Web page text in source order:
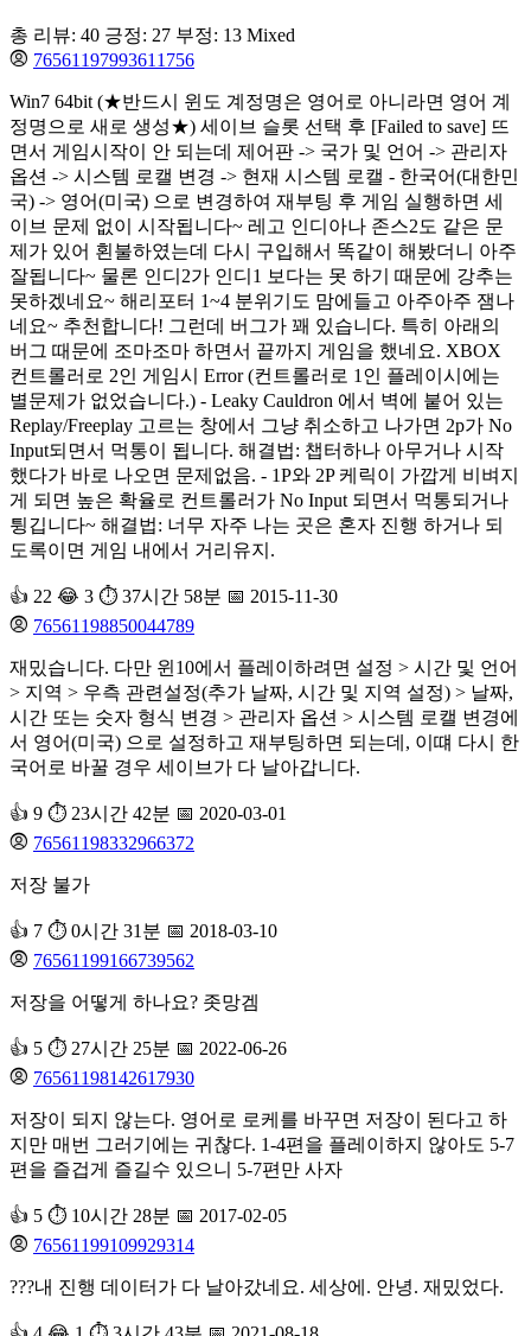
총 리뷰: 40 긍정: 27 부정: 13 Mixed
76561197993611756
Win7 64bit (★반드시 윈도 계정명은 영어로 아니라면 영어 계
정명으로 새로 생성★) 세이브 슬롯 선택 후 [Failed to save] 뜨
면서 게임시작이 안 되는데 제어판 -> 국가 및 언어 -> 관리자
옵션 -> 시스템 로캘 변경 -> 현재 시스템 로캘 - 한국어(대한민
국) -> 영어(미국) 으로 변경하여 재부팅 후 게임 실행하면 세
이브 문제 없이 시작됩니다~ 레고 인디아나 존스2도 같은 문
제가 있어 횐불하였는데 다시 구입해서 똑같이 해봤더니 아주
잘됩니다~ 물론 인디2가 인디1 보다는 못 하기 때문에 강추는
못하겠네요~ 해리포터 1~4 분위기도 맘에들고 아주아주 잼나
네요~ 추천합니다! 그런데 버그가 꽤 있습니다. 특히 아래의
버그 때문에 조마조마 하면서 끝까지 게임을 했네요. XBOX
컨트롤러로 2인 게임시 Error (컨트롤러로 1인 플레이시에는
별문제가 없었습니다.) - Leaky Cauldron 에서 벽에 붙어 있는
Replay/Freeplay 고르는 창에서 그냥 취소하고 나가면 2p가 No
Input되면서 먹통이 됩니다. 해결법: 챕터하나 아무거나 시작
했다가 바로 나오면 문제없음. - 1P와 2P 케릭이 가깝게 비벼지
게 되면 높은 확율로 컨트롤러가 No Input 되면서 먹통되거나
튕깁니다~ 해결법: 너무 자주 나는 곳은 혼자 진행 하거나 되
도록이면 게임 내에서 거리유지.
👍 22 😂 3 ⏱️ 37시간 58분 📅 2015-11-30
76561198850044789
재밌습니다. 다만 윈10에서 플레이하려면 설정 > 시간 및 언어
> 지역 > 우측 관련설정(추가 날짜, 시간 및 지역 설정) > 날짜,
시간 또는 숫자 형식 변경 > 관리자 옵션 > 시스템 로캘 변경에
서 영어(미국) 으로 설정하고 재부팅하면 되는데, 이떄 다시 한
국어로 바꿀 경우 세이브가 다 날아갑니다.
👍 9 ⏱️ 23시간 42분 📅 2020-03-01
76561198332966372
저장 불가
👍 7 ⏱️ 0시간 31분 📅 2018-03-10
76561199166739562
저장을 어떻게 하나요? 좃망겜
👍 5 ⏱️ 27시간 25분 📅 2022-06-26
76561198142617930
저장이 되지 않는다. 영어로 로케를 바꾸면 저장이 된다고 하
지만 매번 그러기에는 귀찮다. 1-4편을 플레이하지 않아도 5-7
편을 즐겁게 즐길수 있으니 5-7편만 사자
👍 5 ⏱️ 10시간 28분 📅 2017-02-05
76561199109929314
???내 진행 데이터가 다 날아갔네요. 세상에. 안녕. 재밌었다.